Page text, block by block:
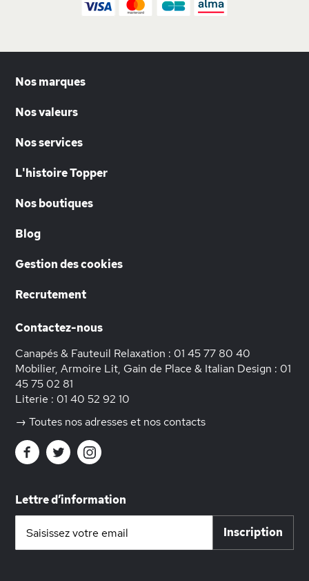
Nos marques
Nos valeurs
Nos services
L'histoire Topper
Nos boutiques
Blog
Gestion des cookies
Recrutement
Contactez-nous
Canapés & Fauteuil Relaxation : 01 45 77 80 40
Mobilier, Armoire Lit, Gain de Place & Italian Design : 01
45 75 02 81
Literie : 01 40 52 92 10
→ Toutes nos adresses et nos contacts
Lettre d’information
notre
Inscription